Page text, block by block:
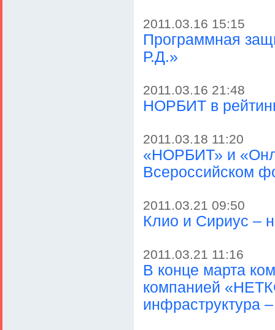
2011.03.16 15:15
Программная
Р.Д.»
2011.03.16 21:48
НОРБИТ в
2011.03.18 11:20
«НОРБИТ» и
Всероссийском
2011.03.21 09:50
Клио и Сириус –
2011.03.21 11:16
В конце марта
компанией
инфраструктура